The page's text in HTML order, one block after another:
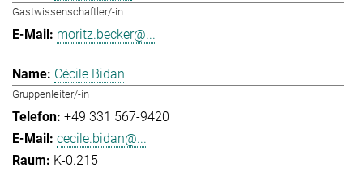
Gastwissenschaftler/-in
moritz.becker@...
Cécile Bidan
Gruppenleiter/-in
+49 331 567-9420
cecile.bidan@...
K-0.215